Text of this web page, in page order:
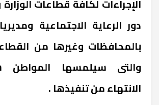
الإجراءات لكافة قطاعات
دور الرعاية الاجتماعية
بالمحافظات وغيرها من
والتى سيلمسها المواطن
الانتهاء من تنفيذها .